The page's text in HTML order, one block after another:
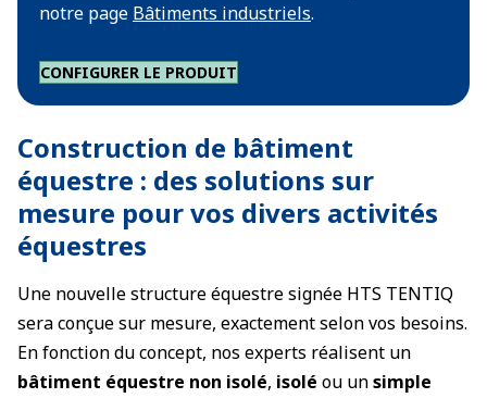
notre page Bâtiments industriels.
CONFIGURER LE PRODUIT
Construction de bâtiment
équestre : des solutions sur
mesure pour vos divers activités
équestres
Une nouvelle structure équestre signée HTS TENTIQ
sera conçue sur mesure, exactement selon vos besoins.
En fonction du concept, nos experts réalisent un
bâtiment équestre non isolé, isolé ou unsimple